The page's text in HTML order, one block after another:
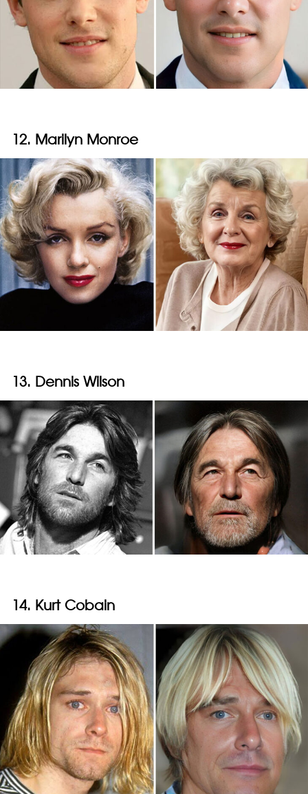
12. Marilyn Monroe
13. Dennis Wilson
14. Kurt Cobain